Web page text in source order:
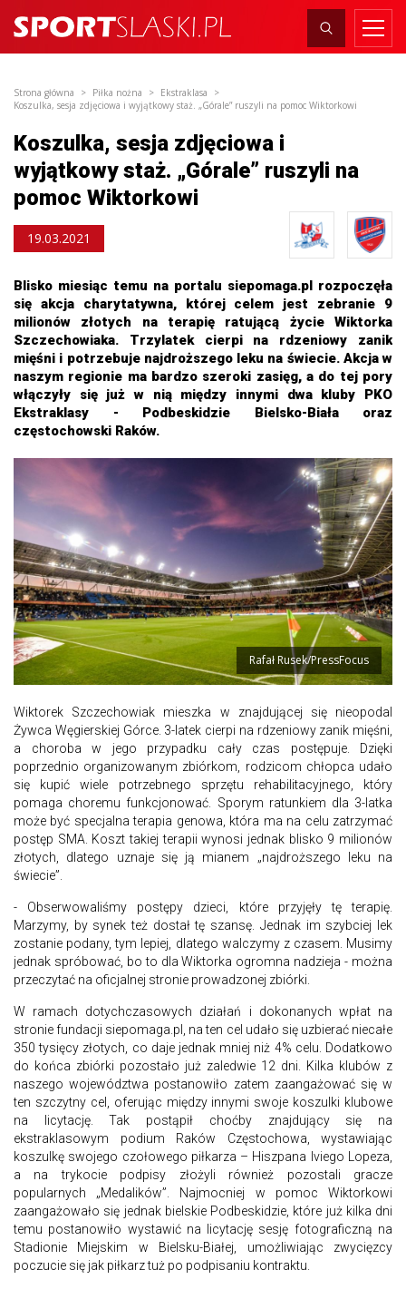
Strona główna Piłka nożna
Ekstraklasa
Koszulka, sesja zdjęciowa i wyjątkowy staż. „Górale” ruszyli na pomoc Wiktorkowi
Koszulka, sesja zdjęciowa i
wyjątkowy staż. „Górale” ruszyli na
pomoc Wiktorkowi
19.03.2021
Blisko miesiąc temu na portalu siepomaga.pl rozpoczęła
się akcja charytatywna, której celem jest zebranie 9
milionów złotych na terapię ratującą życie Wiktorka
Szczechowiaka. Trzylatek cierpi na rdzeniowy zanik
mięśni i potrzebuje najdroższego leku na świecie. Akcja w
naszym regionie ma bardzo szeroki zasięg, a do tej pory
włączyły się już w nią między innymi dwa kluby PKO
Ekstraklasy - Podbeskidzie Bielsko-Biała oraz
częstochowski Raków.
Rafał Rusek/PressFocus
Wiktorek Szczechowiak mieszka w znajdującej się nieopodal
Żywca Węgierskiej Górce. 3-latek cierpi na rdzeniowy zanik mięśni,
a choroba w jego przypadku cały czas postępuje. Dzięki
poprzednio organizowanym zbiórkom, rodzicom chłopca udało
się kupić wiele potrzebnego sprzętu rehabilitacyjnego, który
pomaga choremu funkcjonować. Sporym ratunkiem dla 3-latka
może być specjalna terapia genowa, która ma na celu zatrzymać
postęp SMA. Koszt takiej terapii wynosi jednak blisko 9 milionów
złotych, dlatego uznaje się ją mianem „najdroższego leku na
świecie”.
- Obserwowaliśmy postępy dzieci, które przyjęły tę terapię.
Marzymy, by synek też dostał tę szansę. Jednak im szybciej lek
zostanie podany, tym lepiej, dlatego walczymy z czasem. Musimy
jednak spróbować, bo to dla Wiktorka ogromna nadzieja - można
przeczytać na oficjalnej stronie prowadzonej zbiórki.
W ramach dotychczasowych działań i dokonanych wpłat na
stronie fundacji siepomaga.pl, na ten cel udało się uzbierać niecałe
350 tysięcy złotych, co daje jednak mniej niż 4% celu. Dodatkowo
do końca zbiórki pozostało już zaledwie 12 dni. Kilka klubów z
naszego województwa postanowiło zatem zaangażować się w
ten szczytny cel, oferując między innymi swoje koszulki klubowe
na licytację. Tak postąpił choćby znajdujący się na
ekstraklasowym podium Raków Częstochowa, wystawiając
koszulkę swojego czołowego piłkarza – Hiszpana Iviego Lopeza,
a na trykocie podpisy złożyli również pozostali gracze
popularnych „Medalików”. Najmocniej w pomoc Wiktorkowi
zaangażowało się jednak bielskie Podbeskidzie, które już kilka dni
temu postanowiło wystawić na licytację sesję fotograficzną na
Stadionie Miejskim w Bielsku-Białej, umożliwiając zwycięzcy
poczucie się jak piłkarz tuż po podpisaniu kontraktu.